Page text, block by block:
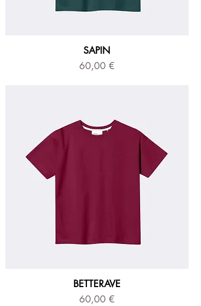
SAPIN
Prix
60,00 €
BETTERAVE
Prix
60,00 €